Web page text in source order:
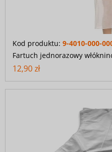
Kod produktu: 9-4010-000-
Fartuch jednorazowy
12,90 zł